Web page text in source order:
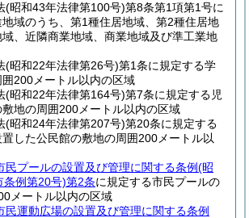
(昭和43年法律第100号)第8条第1項第1号に
域のうち、第1種住居地域、第2種住居地
、近隣商業地域、商業地域及び準工業地
(昭和22年法律第26号)第1条に規定する学
200メートル以内の区域
(昭和22年法律第164号)第7条に規定する児
地の周囲200メートル以内の区域
(昭和24年法律第207号)第20条に規定する
した公民館の敷地の周囲200メートル以
民プールの設置及び管理に関する条例(昭
条例第20号)第2条に規定する市民プールの
メートル以内の区域
民運動広場の設置及び管理に関する条例